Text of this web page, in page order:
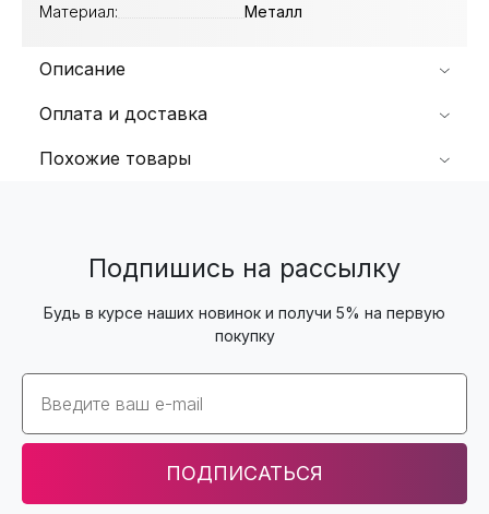
Материал:
Металл
Описание
Оплата и доставка
Похожие товары
Подпишись на рассылку
Будь в курсе наших новинок и получи 5% на первую
покупку
Email
ПОДПИСАТЬСЯ